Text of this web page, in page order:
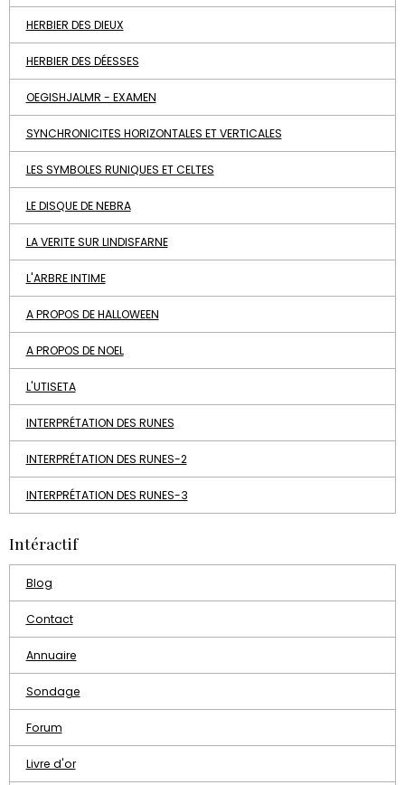
HERBIER DES DIEUX
HERBIER DES DÉESSES
OEGISHJALMR - EXAMEN
SYNCHRONICITES HORIZONTALES ET VERTICALES
LES SYMBOLES RUNIQUES ET CELTES
LE DISQUE DE NEBRA
LA VERITE SUR LINDISFARNE
L'ARBRE INTIME
A PROPOS DE HALLOWEEN
A PROPOS DE NOEL
L'UTISETA
INTERPRÉTATION DES RUNES
INTERPRÉTATION DES RUNES-2
INTERPRÉTATION DES RUNES-3
Intéractif
Blog
Contact
Annuaire
Sondage
Forum
Livre d'or